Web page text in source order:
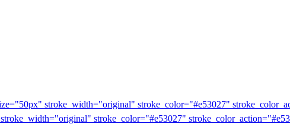
stroke_width="original" stroke_color="#e53027"
stroke_color="#e53027"